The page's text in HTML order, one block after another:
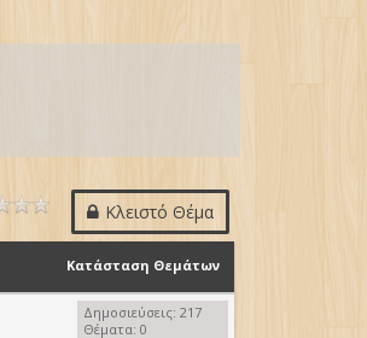
Κλειστό Θέμα
Κατάσταση Θεμάτων
Δημοσιεύσεις: 217
Θέματα: 0